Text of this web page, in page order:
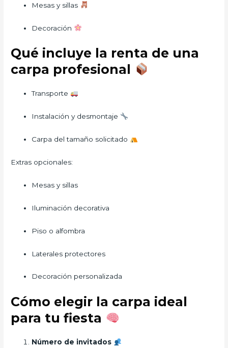
Mesas y sillas
Decoración
Qué incluye la renta de una
carpa profesional
Transporte
Instalación y desmontaje
Carpa del tamaño solicitado
Extras opcionales:
Mesas y sillas
Iluminación decorativa
Piso o alfombra
Laterales protectores
Decoración personalizada
Cómo elegir la carpa ideal
para tu fiesta
Número de invitados